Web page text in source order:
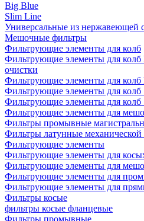
Big Blue
Slim Line
Универсальные из нержавеющей
Мешочные фильтры
Фильтрующие элементы для колб
Фильтрующие элементы для колб
очистки
Фильтрующие элементы для колб
Фильтрующие элементы для колб
Фильтрующие элементы для колб
Фильтрующие элементы для
Фильтры промывные
Фильтры латунные механической
Фильтрующие элементы
Фильтрующие элементы для
Фильтрующие элементы для
Фильтрующие элементы для
Фильтрующие элементы для
Фильтры косые
фильтры косые фланцевые
Фильтры промывные